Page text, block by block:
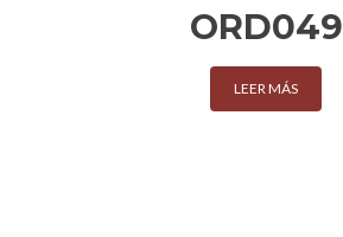
ORD049
LEER MÁS